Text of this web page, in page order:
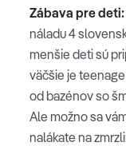
Zábava pre deti:
náladu 4
menšie deti sú
väčšie je
od bazénov so
Ale možno sa
nalákate na